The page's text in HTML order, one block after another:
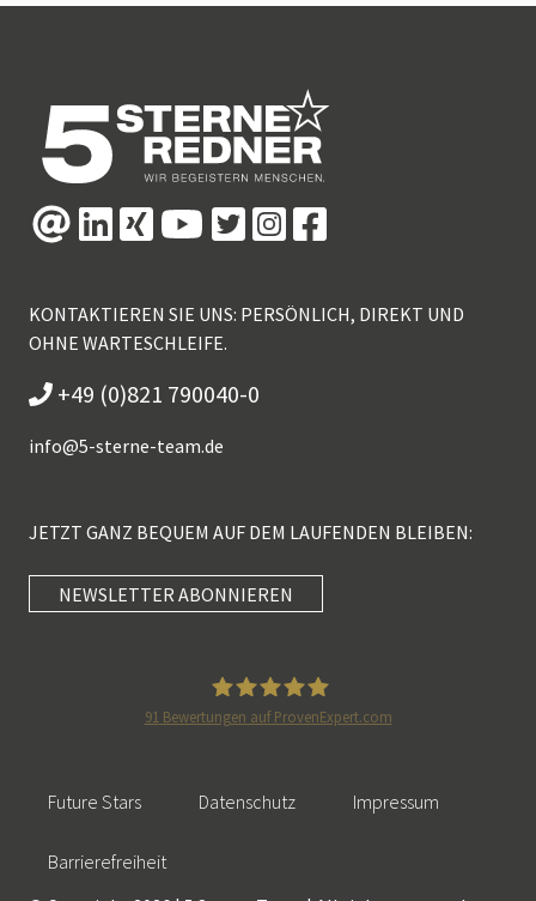
KONTAKTIEREN SIE UNS: PERSÖNLICH, DIREKT UND
OHNE WARTESCHLEIFE.
+49 (0)821 790040-0
info@5-sterne-team.de
JETZT GANZ BEQUEM AUF DEM LAUFENDEN BLEIBEN:
NEWSLETTER ABONNIEREN
91 Bewertungen auf ProvenExpert.com
Future Stars Datenschutz Impressum
Barrierefreiheit
SEHR GUT